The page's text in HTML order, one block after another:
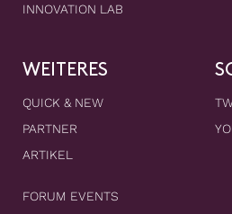
INNOVATION LAB
WEITERES
QUICK & NEW
PARTNER
ARTIKEL
FORUM EVENTS